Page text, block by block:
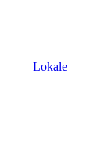
Lokale